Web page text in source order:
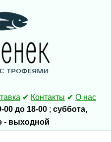
✔ Контакты ✔ О нас
00 до 18-00 ; суббота,
- выходной